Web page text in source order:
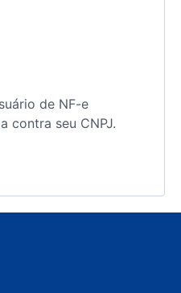
de NF-e
contra seu CNPJ.